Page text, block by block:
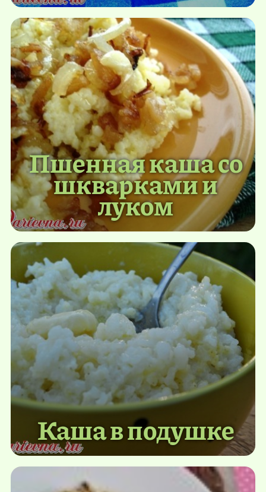
Пшенная каша со
шкварками и
луком
Каша в подушке